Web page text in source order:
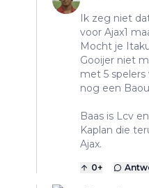
Ik zeg niet
voor Ajax1
Mocht je
Gooijer niet
met 5 spelers
nog een
Baas is Lcv
Kaplan die
Ajax.
0+